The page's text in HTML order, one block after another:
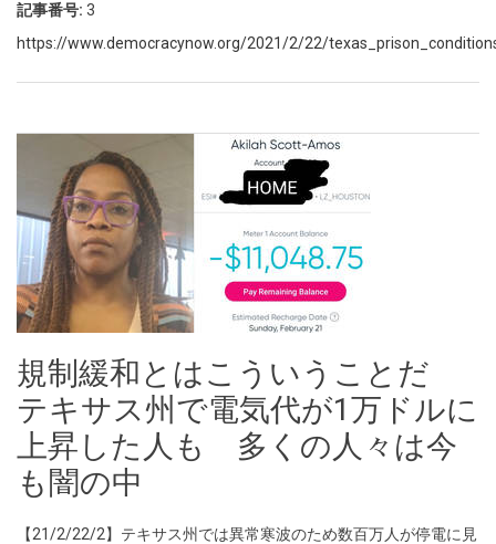
記事番号: 3
https://www.democracynow.org/2021/2/22/
規制緩和とはこういうことだ
テキサス州で電気代が1万ドルに
上昇した人も 多くの人々は今
も闇の中
【21/2/22/2】テキサス州では異常寒波のため数百万人が停電に見